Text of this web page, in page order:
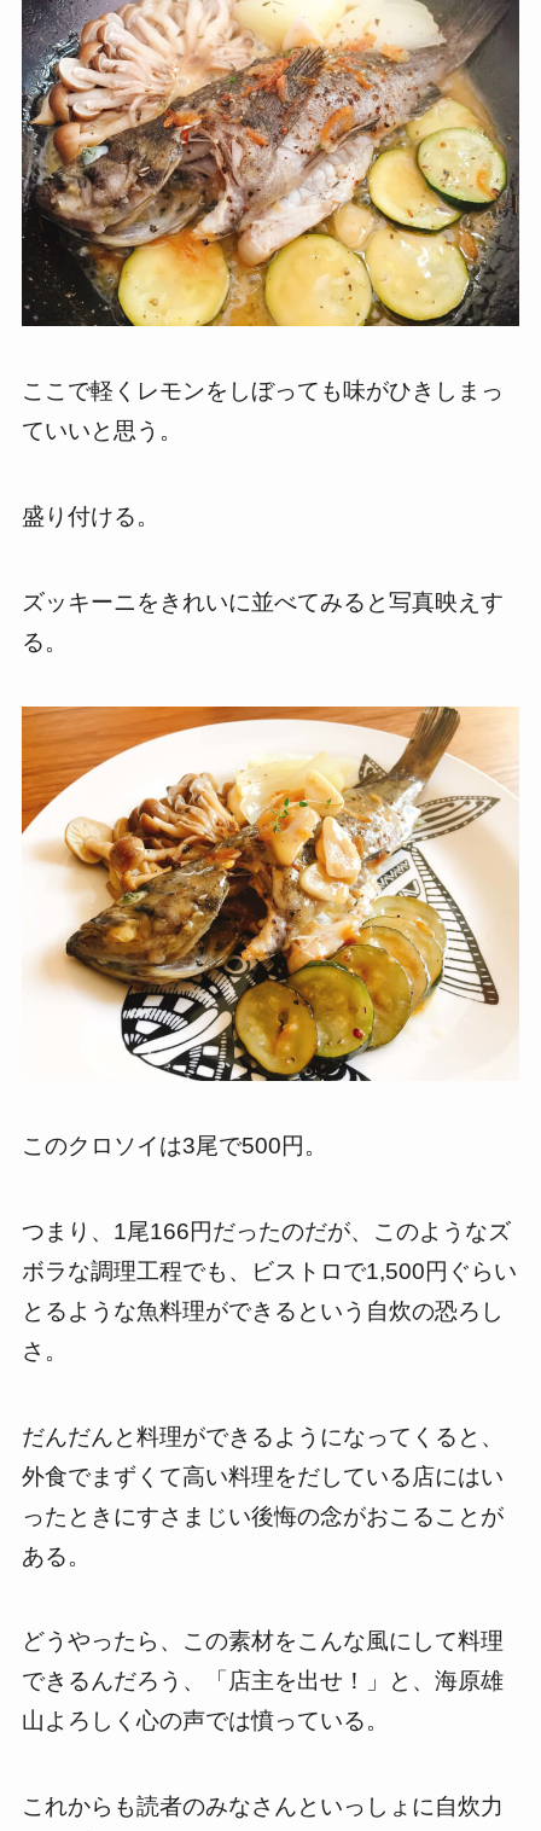
ここで軽くレモンをしぼっても味がひきしまっ
ていいと思う。
盛り付ける。
ズッキーニをきれいに並べてみると写真映えす
る。
このクロソイは3尾で500円。
つまり、1尾166円だったのだが、このようなズ
ボラな調理工程でも、ビストロで1,500円ぐらい
とるような魚料理ができるという自炊の恐ろし
さ。
だんだんと料理ができるようになってくると、
外食でまずくて高い料理をだしている店にはい
ったときにすさまじい後悔の念がおこることが
ある。
どうやったら、この素材をこんな風にして料理
できるんだろう、「店主を出せ！」と、海原雄
山よろしく心の声では憤っている。
これからも読者のみなさんといっしょに自炊力